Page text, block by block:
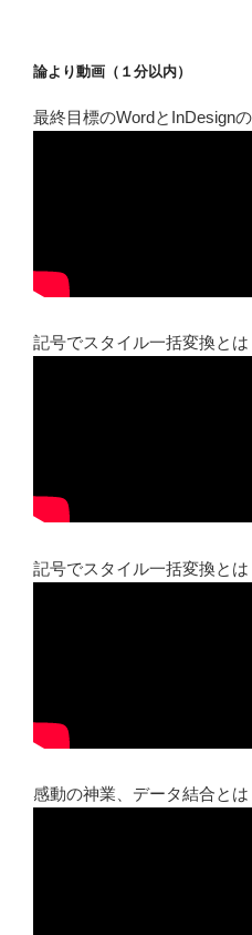
論より動画（１分以内）
最終目標のWordとInDesign
記号でスタイル一括変換と
記号でスタイル一括変換と
感動の神業、データ結合と